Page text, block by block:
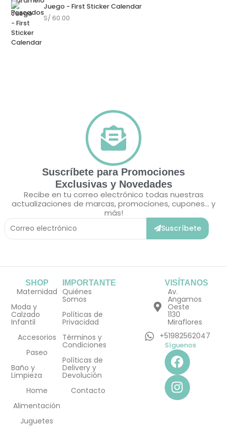
Juego - First Sticker Calendar
S/ 60.00
Suscríbete para Promociones
Exclusivas y Novedades
Recibe en tu correo electrónico todas nuestras
actualizaciones de marcas, promociones, cupones... y
más!
Correo
Electrónico
Suscríbete
SHOP
Maternidad
Moda y
Calzado
Infantil
Accesorios
Paseo
Baño y
Limpieza
Home
Alimentación
Juguetes
IMPORTANTE
Quiénes
Somos
Políticas de
Privacidad
Términos y
Condiciones
Políticas de
Delivery y
Devolución
Contacto
VISÍTANOS
Av.
Angamos
Oeste
1130
Miraflores
+51982562047
Síguenos
F
a
c
e
b
I
n
s
t
a